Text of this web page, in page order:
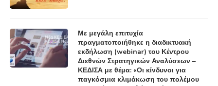
Με μεγάλη επιτυχία
πραγματοποιήθηκε η διαδικτυακή
εκδήλωση (webinar) του Κέντρου
Διεθνών Στρατηγικών Αναλύσεων –
ΚΕΔΙΣΑ με θέμα: «Οι κίνδυνοι για
παγκόσμια κλιμάκωση του πολέμου